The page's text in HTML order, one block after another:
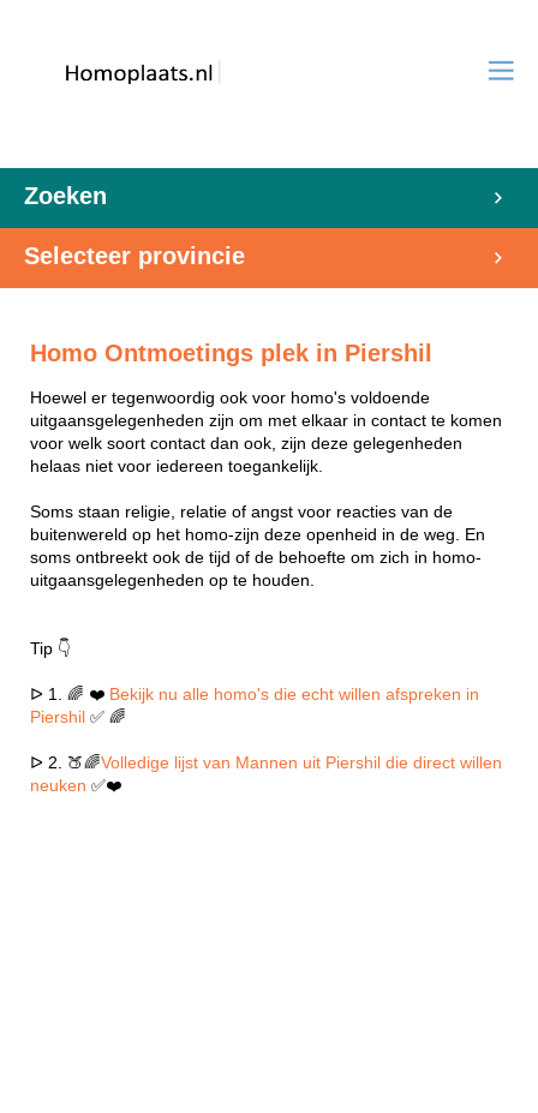
Zoeken
Selecteer provincie
Homo Ontmoetings plek in Piershil
Hoewel er tegenwoordig ook voor homo's voldoende
uitgaansgelegenheden zijn om met elkaar in contact te komen
voor welk soort contact dan ook, zijn deze gelegenheden
helaas niet voor iedereen toegankelijk.
Soms staan religie, relatie of angst voor reacties van de
buitenwereld op het homo-zijn deze openheid in de weg. En
soms ontbreekt ook de tijd of de behoefte om zich in homo-
uitgaansgelegenheden op te houden.
Tip 👇
ᐅ 1. 🌈 ❤️ Bekijk nu alle homo's die echt willen afspreken in
Piershil ✅ 🌈
ᐅ 2. 🍑🌈Volledige lijst van Mannen uit Piershil die direct willen
neuken ✅❤️